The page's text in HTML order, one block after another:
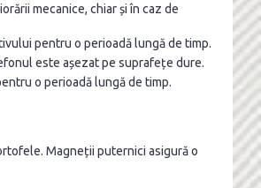
mecanice, chiar și în caz de
pentru o perioadă lungă de timp.
este așezat pe suprafețe dure.
o perioadă lungă de timp.
Magneții puternici asigură o